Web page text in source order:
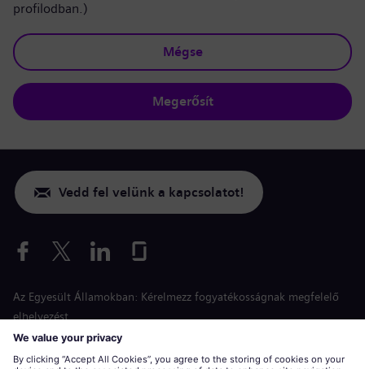
profilodban.)
Mégse
Megerősít
Vedd fel velünk a kapcsolatot!
Az Egyesült Államokban: Kérelmezz fogyatékosságnak megfelelő
elhelyezést
Esélyegyenlőség a jelentkezés során
siemens-energy.comGlobális weboldal